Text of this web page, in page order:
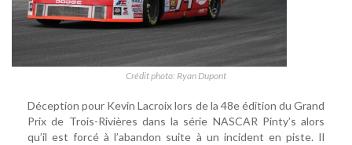
Crédit photo: Ryan Dupont
Déception pour Kevin Lacroix lors de la 48e édition du Grand
Prix de Trois-Rivières dans la série NASCAR Pinty’s alors
qu’il est forcé à l’abandon suite à un incident en piste. Il